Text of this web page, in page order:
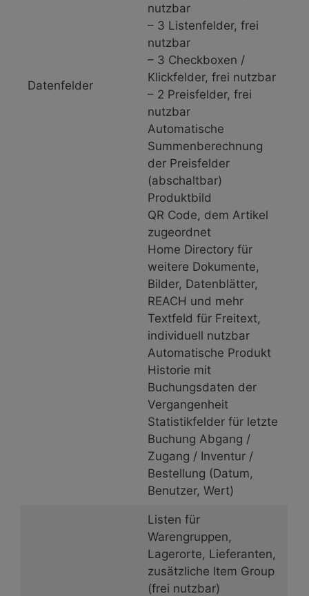
Datenfelder
nutzbar
– 3 Listenfelder, frei
nutzbar
– 3 Checkboxen /
Klickfelder, frei nutzbar
– 2 Preisfelder, frei
nutzbar
Automatische
Summenberechnung
der Preisfelder
(abschaltbar)
Produktbild
QR Code, dem Artikel
zugeordnet
Home Directory für
weitere Dokumente,
Bilder, Datenblätter,
REACH und mehr
Textfeld für Freitext,
individuell nutzbar
Automatische Produkt
Historie mit
Buchungsdaten der
Vergangenheit
Statistikfelder für letzte
Buchung Abgang /
Zugang / Inventur /
Bestellung (Datum,
Benutzer, Wert)
Listen für
Warengruppen,
Lagerorte, Lieferanten,
zusätzliche Item Group
(frei nutzbar)